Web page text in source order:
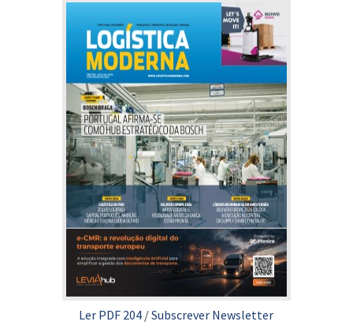
Ler PDF 204 /Subscrever Newsletter